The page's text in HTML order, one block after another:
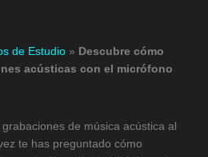
de Estudio » Descubre cómo
acústicas con el micrófono
de música acústica al
te has preguntado cómo